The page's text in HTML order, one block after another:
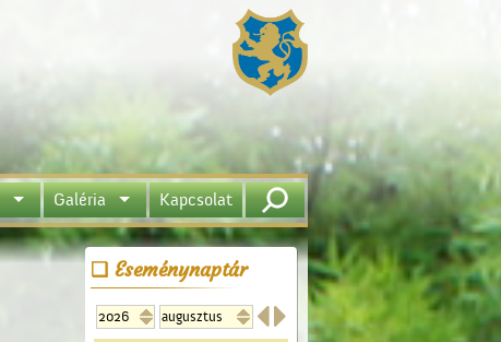
Galéria Kapcsolat
Eseménynaptár
